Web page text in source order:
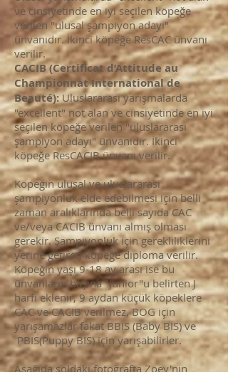
ve cinsiyetinde en iyi seçilen köpeğe
verilen "ulusal şampiyon adayı"
ünvanıdır. İkinci köpeğe ResCAC ünvanı
verilir.
CACIB (Certificat d’Attitude au
Championnat International de
Beauté):Uluslararası yarışmalarda
"excellent" not alan ve cinsiyetinde en iyi
seçilen köpeğe verilen "uluslararası
şampiyon adayı" ünvanıdır. İkinci
köpeğe ResCACIB ünvanı verilir.
Köpeğin ulusal ve uluslararası
şampiyonluk elde edebilmesi için belli
zaman aralıklarında belli sayıda CAC
ve/veya CACIB ünvanı almış olması
gerekir. Şampiyonluk için gerekliliklerini
yerine getiren köpeğe diploma verilir.
Köpeğin yaşı 9-18 ay arası ise bu
ünvanların başına "Junior"u belirten J
harfi eklenir, 9 aydan küçük köpeklere
CAC ve CACIB verilmez, BOG için
yarışamazlar fakat BBIS (Baby BIS) ve
PBIS(Puppy BIS) için yarışabilirler.
Aşağıda soldaki fotoğrafta Zoey'nin